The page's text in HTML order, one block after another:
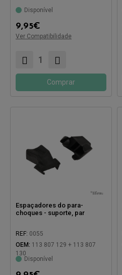
Disponível
9,95€
Ver Compatibilidade
Comprar
Espaçadores do para-
choques - suporte, par
REF: 0055
OEM: 113 807 129 + 113 807
130
Disponível